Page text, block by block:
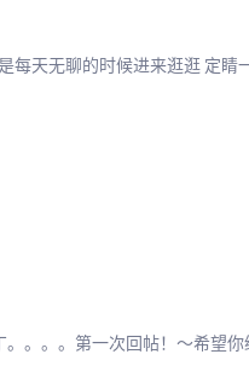
天无聊的时候进来逛逛 定睛
。。。第一次回帖！～希望